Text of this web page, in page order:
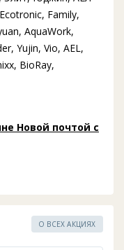
Family,
AquaWork,
Yujin, Vio, AEL,
BioRay,
Новой почтой с
О ВСЕХ АКЦИЯХ